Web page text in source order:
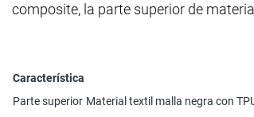
composite, la parte superior de
Característica
Parte superior Material textil malla negra con